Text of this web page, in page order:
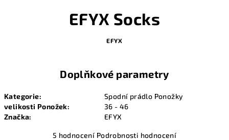
EFYX Socks
EFYX
Doplňkové parametry
Kategorie:
Spodní prádlo Ponožky
velikosti Ponožek:
36 - 46
Značka: EFYX
Průměrné
5 hodnocení Podrobnosti hodnocení